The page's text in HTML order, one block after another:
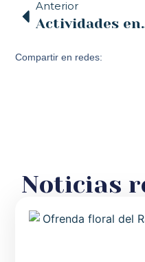
Anterior
Actividades
Compartir en redes:
Noticias